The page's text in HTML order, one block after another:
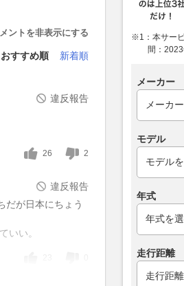
ントを非表示にする
おすすめ順 新着順
違反報告
26 2
違反報告
だが日本にちょう
いい。
※1：本サー
間：
メーカー
モデル
年式
走行距離